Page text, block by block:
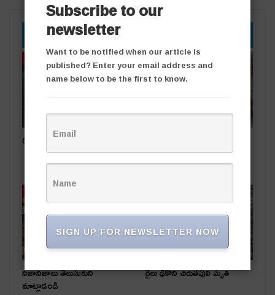
YOU MIGHT ALSO LIKE
రోడ్డు ప్రమాదంలో ఒకరికి గాయాలు
దాడి.. ఏడుగురు పేకాట రాయుళ్లు
అరెస్ట్
నిజానిజాలు తెలుసుకుని
మాట్లాడండి
రైలు ఢీకొని చిరుతపులి మృతి
Subscribe to our
newsletter
Want to be notified when our article is
published? Enter your email address and
name below to be the first to know.
SIGN UP FOR NEWSLETTER NOW